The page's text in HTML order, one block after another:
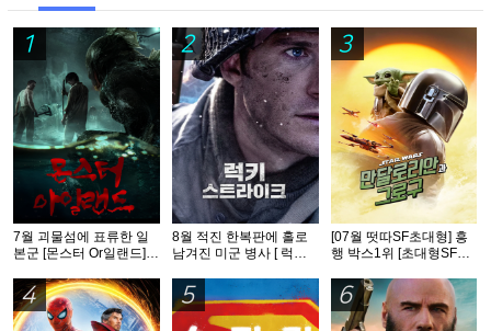
1
7월 괴물섬에 표류한 일
본군 [몬스터 Or일랜드]완
2
8월 적진 한복판에 홀로
남겨진 미군 병사 [ 럭키
완벽자막
3
[07월 떳따SF초대형] 흥
행 박스1위 [초대형SF대
식자막
4 5 6